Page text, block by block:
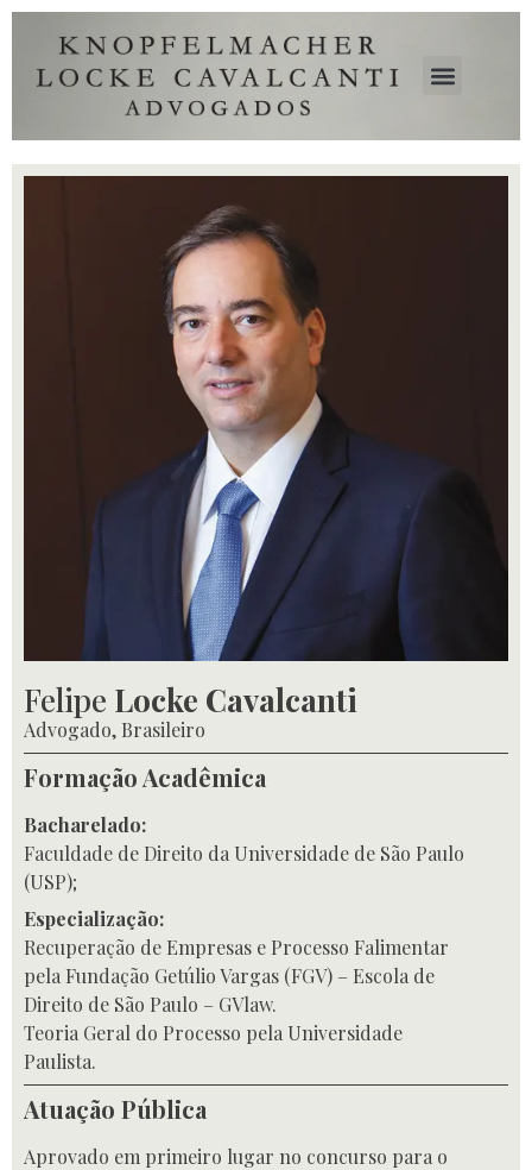
Felipe Locke Cavalcanti
Advogado, Brasileiro
Formação Acadêmica
Bacharelado:
Faculdade de Direito da Universidade de São Paulo
(USP);
Especialização:
Recuperação de Empresas e Processo Falimentar
pela Fundação Getúlio Vargas (FGV) – Escola de
Direito de São Paulo – GVlaw.
Teoria Geral do Processo pela Universidade
Paulista.
Atuação Pública
Aprovado em primeiro lugar no concurso para o